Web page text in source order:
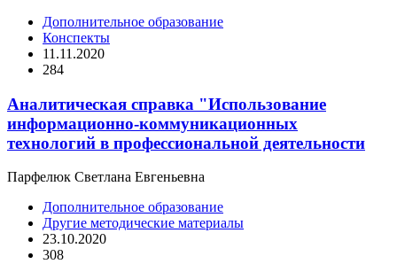
Дополнительное образование
Конспекты
11.11.2020
284
Аналитическая справка "Использование
информационно-коммуникационных
технологий в профессиональной деятельности
Парфелюк Светлана Евгеньевна
Дополнительное образование
Другие методические материалы
23.10.2020
308